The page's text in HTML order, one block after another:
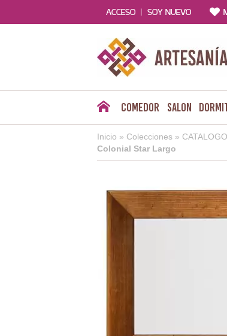
ACCESO | SOY NUEVO
Comedor Salon
Inicio » Colecciones »
Colonial Star Largo